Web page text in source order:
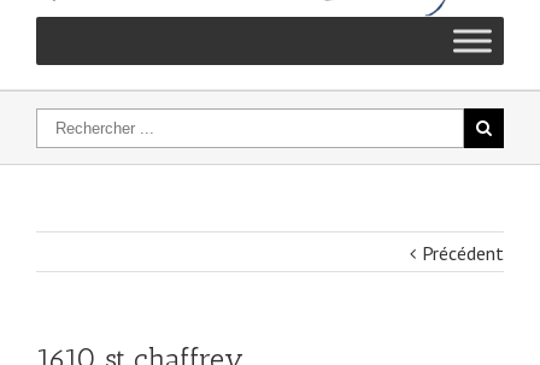
Précédent